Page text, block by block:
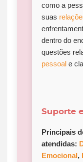
como a
suas
dentro do
questões
pessoal e
Suporte
Principais
atendidas:
Emocional,